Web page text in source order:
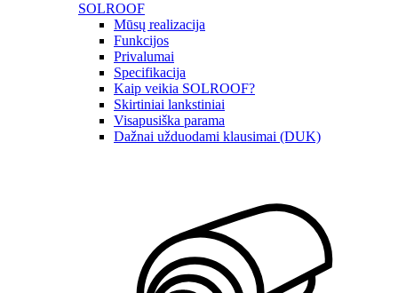
SOLROOF
Mūsų realizacija
Funkcijos
Privalumai
Specifikacija
Kaip veikia SOLROOF?
Skirtiniai lankstiniai
Visapusiška parama
Dažnai užduodami klausimai (DUK)